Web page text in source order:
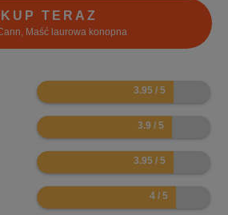
KUP TERAZ
Maść laurowa konopna
7.9
7.8
7.9
8